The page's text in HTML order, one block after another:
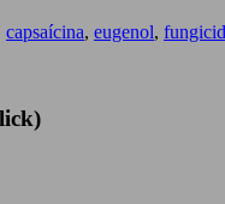
capsaícina, eugenol,